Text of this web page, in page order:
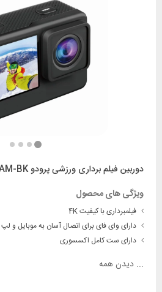
دوربین فیلم برداری ورزشی پرودو Porodo PD-4KACAM-BK
ویژگی های محصول
فیلمبرداری با کیفیت 4K
دارای وای فای برای اتصال آسان به موبایل و
دارای ست کامل اکسسوری
... دیدن همه